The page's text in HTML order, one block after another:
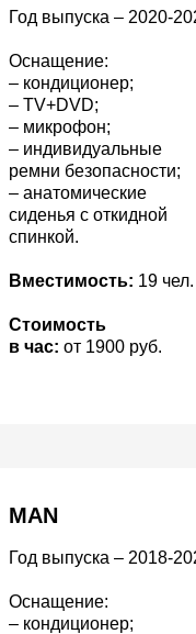
Год выпуска – 2020-
Оснащение:
– кондиционер;
– TV+DVD;
– микрофон;
– индивидуальные
ремни безопасности;
– анатомические
сиденья с откидной
спинкой.
Вместимость: 19 чел.
Стоимость
в час: от 1900 руб.
MAN
Год выпуска – 2018-
Оснащение:
– кондиционер;